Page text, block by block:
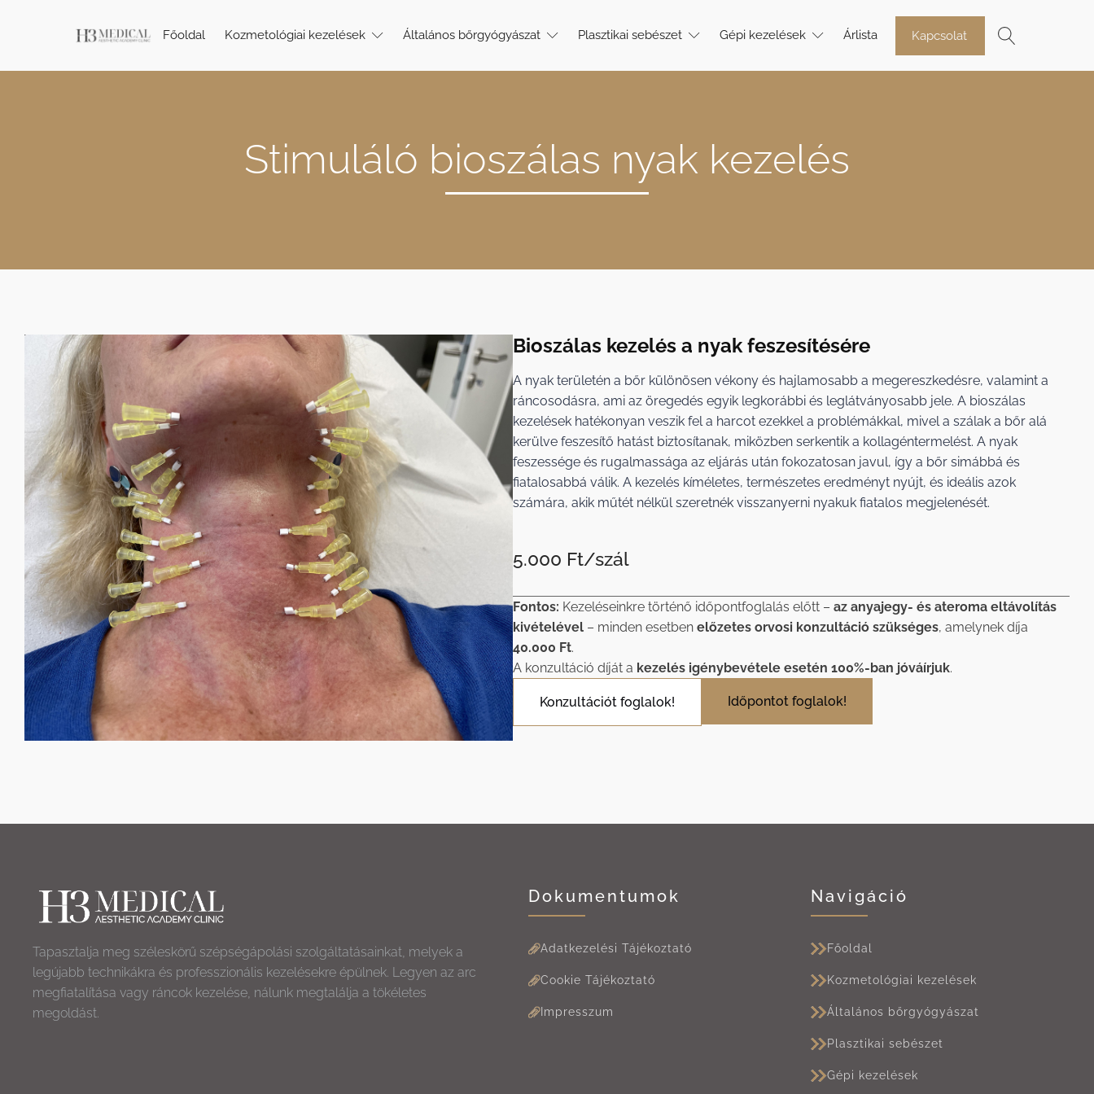
Főoldal Kozmetológiai kezelések Általános bőrgyógyászat Plasztikai sebészet Gépi kezelések Árlista Kapcsolat
Stimuláló bioszálas nyak kezelés
Bioszálas kezelés a nyak feszesítésére
A nyak területén a bőr különösen vékony és hajlamosabb a megereszkedésre, valamint a
ráncosodásra, ami az öregedés egyik legkorábbi és leglátványosabb jele. A bioszálas
kezelések hatékonyan veszik fel a harcot ezekkel a problémákkal, mivel a szálak a bőr alá
kerülve feszesítő hatást biztosítanak, miközben serkentik a kollagéntermelést. A nyak
feszessége és rugalmassága az eljárás után fokozatosan javul, így a bőr simábbá és
fiatalosabbá válik. A kezelés kíméletes, természetes eredményt nyújt, és ideális azok
számára, akik műtét nélkül szeretnék visszanyerni nyakuk fiatalos megjelenését.
5.000 Ft/szál
Fontos: Kezeléseinkre történő időpontfoglalás előtt – az anyajegy- és ateroma eltávolítás
kivételével – minden esetben előzetes orvosi konzultáció szükséges, amelynek díja
40.000 Ft.
A konzultáció díját a kezelés igénybevétele esetén 100%-ban jóváírjuk.
Konzultációt foglalok! Időpontot foglalok!
Tapasztalja meg széleskörű szépségápolási szolgáltatásainkat, melyek a
legújabb technikákra és professzionális kezelésekre épülnek. Legyen az arc
megfiatalítása vagy ráncok kezelése, nálunk megtalálja a tökéletes
megoldást.
Dokumentumok
Adatkezelési Tájékoztató
Cookie Tájékoztató
Impresszum
Navigáció
Főoldal
Kozmetológiai kezelések
Általános bőrgyógyászat
Plasztikai sebészet
Gépi kezelések